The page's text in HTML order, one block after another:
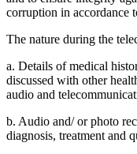
corruption in accordance
The nature during the
a. Details of medical
discussed with other
audio and
b. Audio and/ or photo
diagnosis, treatment and